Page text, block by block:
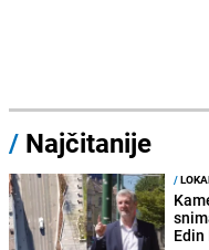
/ Najčitanije
/